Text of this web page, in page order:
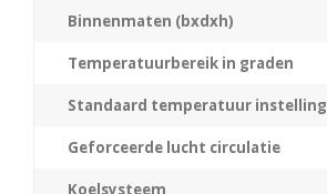
rechts draaiend deurscharnier.
Binnenmaten (bxdxh)
Temperatuurbereik in graden
Standaard temperatuur instelling
Geforceerde lucht circulatie
Koelsysteem